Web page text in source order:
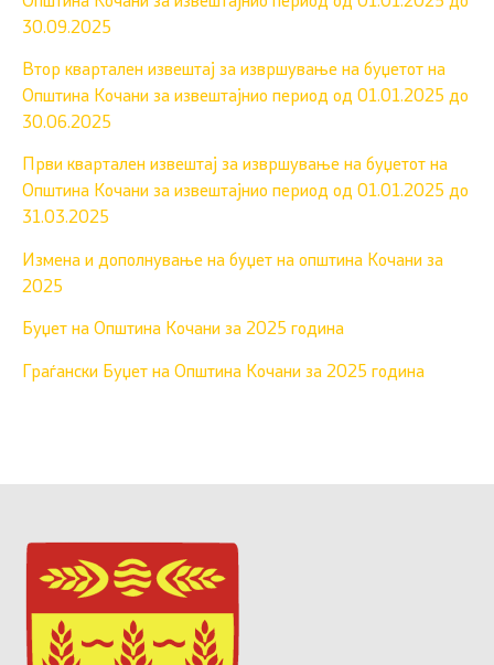
30.09.2025
Втор квартален извештај за извршување на буџетот на
Општина Кочани за извештајнио период од 01.01.2025 до
30.06.2025
Први квартален извештај за извршување на буџетот на
Општина Кочани за извештајнио период од 01.01.2025 до
31.03.2025
Измена и дополнување на буџет на општина Кочани за
2025
Буџет на Општина Кочани за 2025 година
Граѓански Буџет на Општина Кочани за 2025 година